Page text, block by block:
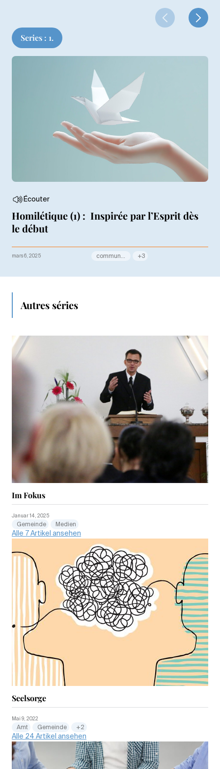
Series : 1.
Écouter
Homilétique (1) : Inspirée par l’Esprit dès
le début
mars 6, 2025 communauté +3
Autres séries
Im Fokus
Januar 14, 2025
Gemeinde Medien
Alle 7 Artikel ansehen
Seelsorge
Mai 9, 2022
Amt Gemeinde +2
Alle 24 Artikel ansehen